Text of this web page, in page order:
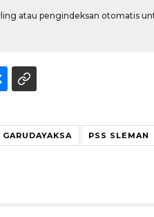
atau pengindeksan otomatis
GARUDAYAKSA PSS SLEMAN